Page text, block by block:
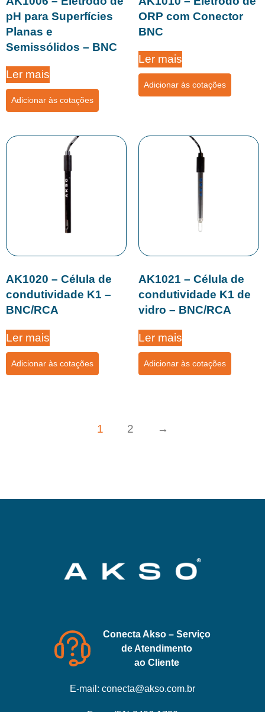
pH para Superfícies
Planas e
Semissólidos – BNC
Ler mais
Adicionar às cotações
ORP com Conector
BNC
Ler mais
Adicionar às cotações
AK1020 – Célula de
condutividade K1 –
BNC/RCA
Ler mais
Adicionar às cotações
AK1021 – Célula de
condutividade K1 de
vidro – BNC/RCA
Ler mais
Adicionar às cotações
1 2 →
Conecta Akso – Serviço
de Atendimento
ao Cliente
E-mail: conecta@akso.com.br